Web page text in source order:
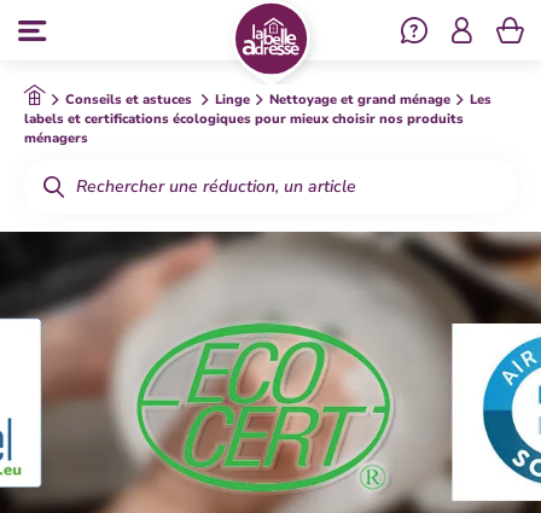
Se
Menu
Conseils et astuces Linge Nettoyage et grand ménage
Les
labels et certifications écologiques pour mieux choisir nos produits
ménagers
Rechercher